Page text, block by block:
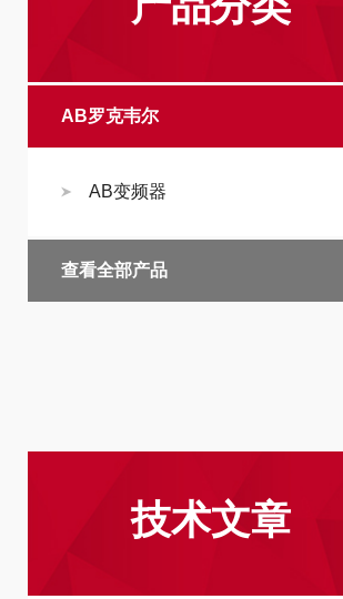
AB罗克韦尔
AB变频器
查看全部产品
技术文章